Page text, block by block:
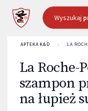
Wyszukaj
APTEKA K&D › LA
La Roche-
szampon
na łupież